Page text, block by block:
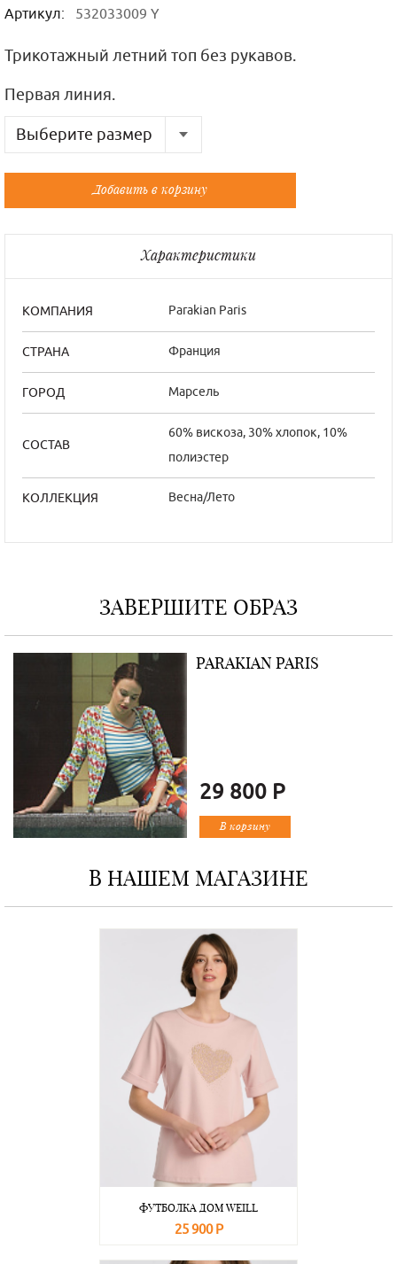
Артикул: 532033009 Y
Трикотажный летний топ без рукавов.
Первая линия.
Выберите размер
Русский
Французский
46
40/2
Добавить в корзину
Характеристики
КОМПАНИЯ Parakian Paris
СТРАНА Франция
ГОРОД Марсель
СОСТАВ
60% вискоза, 30% хлопок, 10%
полиэстер
КОЛЛЕКЦИЯ Весна/Лето
ЗАВЕРШИТЕ ОБРАЗ
PARAKIAN PARIS
29 800 Р
В корзину
В НАШЕМ МАГАЗИНЕ
ФУТБОЛКА ДОМ WEILL
25 900 Р